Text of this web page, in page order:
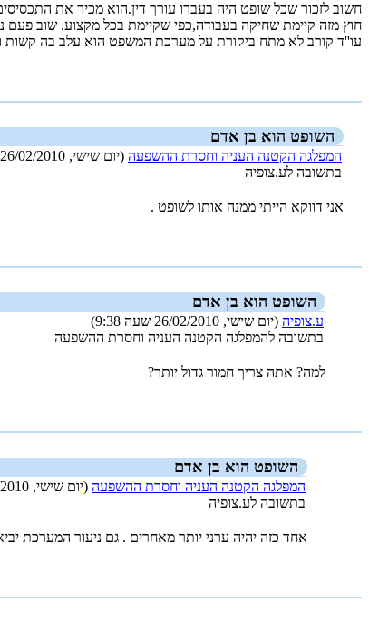
חשוב לזכור שכל שופט היה בעברו עורך דין.הוא מכיר את
חוץ מזה קיימת שחיקה בעבודה,כפי שקיימת בכל מקצוע. שוב
עו''ד קורב לא מתח ביקורת על מערכת המשפט הוא עלב בה קשות
השופט הוא בן אדם
המפלגה הקטנה העניה וחסרת ההשפעה (יום שישי, 26/02/2010 שעה 9:26)
בתשובה לע.צופיה
אני דווקא הייתי ממנה אותו לשופט .
השופט הוא בן אדם
ע.צופיה (יום שישי, 26/02/2010 שעה 9:38)
בתשובה להמפלגה הקטנה העניה וחסרת ההשפעה
למה? אתה צריך חמור גדול יותר?
השופט הוא בן אדם
המפלגה הקטנה העניה וחסרת ההשפעה (יום שישי, 26/02/2010 שעה 10:09)
בתשובה לע.צופיה
אחד כזה יהיה ערני יותר מאחרים . גם ניעור המערכת